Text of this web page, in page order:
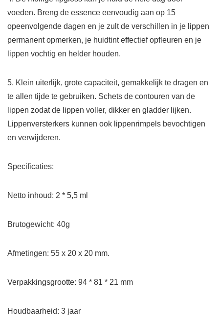
voeden. Breng de essence eenvoudig aan op 15
opeenvolgende dagen en je zult de verschillen in je lippen
permanent opmerken, je huidtint effectief opfleuren en je
lippen vochtig en helder houden.
5. Klein uiterlijk, grote capaciteit, gemakkelijk te dragen en
te allen tijde te gebruiken. Schets de contouren van de
lippen zodat de lippen voller, dikker en gladder lijken.
Lippenversterkers kunnen ook lippenrimpels bevochtigen
en verwijderen.
Specificaties:
Netto inhoud: 2 * 5,5 ml
Brutogewicht: 40g
Afmetingen: 55 x 20 x 20 mm.
Verpakkingsgrootte: 94 * 81 * 21 mm
Houdbaarheid: 3 jaar